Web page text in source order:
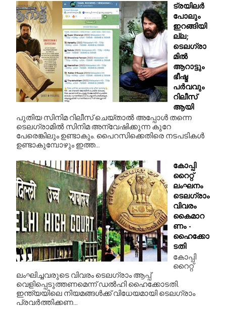
ട്രയിലർ
പോലും
ഇറങ്ങിയി
ല്ല;
ടെലഗ്രാ
മിൽ
ആറാട്ടും
ഭീഷ്മ
പർവവും
റിലീസ്
ആയി
പുതിയ സിനിമ റിലീസ് ചെയ്താൽ അപ്പോൾ തന്നെ
ടെലഗ്രാമിൽ സിനിമ അന്വേഷിക്കുന്ന കുറേ
പേരെങ്കിലും ഉണ്ടാകും. പൈറസിക്കെതിരെ നടപടികൾ
ഉണ്ടാകുമ്പോഴും ഇത്ത...
കോപ്പി
റൈറ്റ്
ലംഘനം
ടെലഗ്രാം
വിവരം
കൈമാറ
ണം -
ഹൈക്കോ
ടതി
കോപ്പി
റൈറ്റ്
ലംഘിച്ചവരുടെ വിവരം ടെലഗ്രാം ആപ്പ്
വെളിപ്പെടുത്തണമെന്ന് ഡൽഹി ഹൈക്കോടതി.
ഇന്ത്യയിലെ നിയമങ്ങൾക്ക് വിധേയമായി ടെലഗ്രാം
പ്രവർത്തിക്കണ...